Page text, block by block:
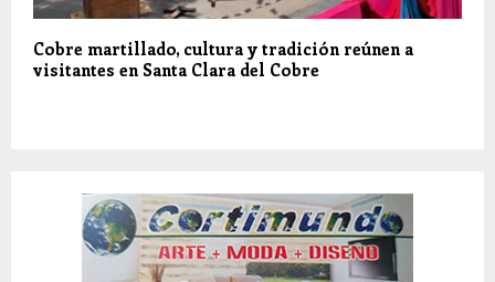
Cobre martillado, cultura y tradición reúnen a
visitantes en Santa Clara del Cobre